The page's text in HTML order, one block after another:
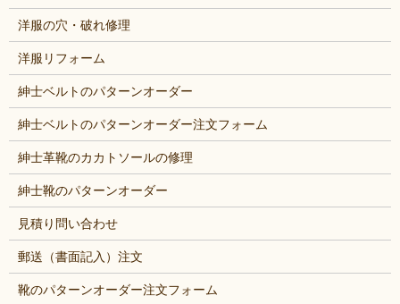
洋服の穴・破れ修理
洋服リフォーム
紳士ベルトのパターンオーダー
紳士ベルトのパターンオーダー注文フォーム
紳士革靴のカカトソールの修理
紳士靴のパターンオーダー
見積り問い合わせ
郵送（書面記入）注文
靴のパターンオーダー注文フォーム